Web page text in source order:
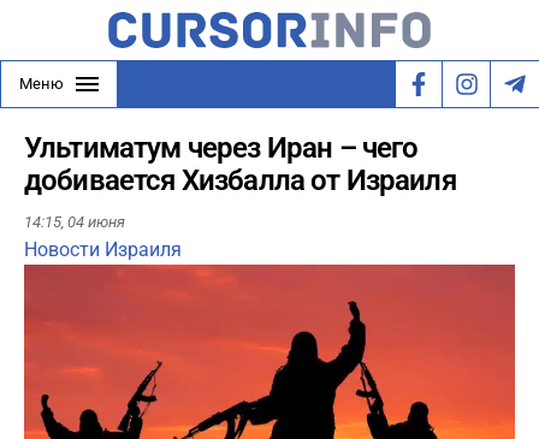
Меню
Ультиматум через Иран – чего
добивается Хизбалла от Израиля
14:15, 04 июня
Новости Израиля